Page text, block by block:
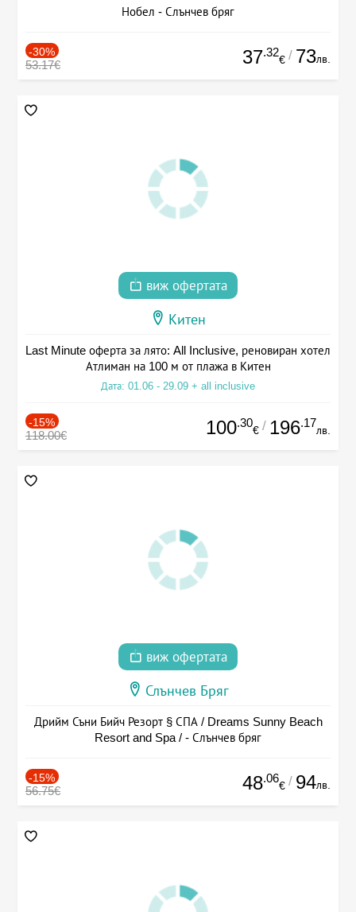
Нобел - Слънчев бряг
-30%
53.17€ 37.32
€ / 73лв.
виж офертата
Китен
Last Minute оферта за лято: All Inclusive, реновиран хотел
Атлиман на 100 м от плажа в Китен
Дата: 01.06 - 29.09 + all inclusive
-15%
118.00€ 100.30
€ / 196.17
лв.
виж офертата
Слънчев Бряг
Дрийм Съни Бийч Резорт § СПА / Dreams Sunny Beach
Resort and Spa / - Слънчев бряг
-15%
56.75€ 48.06
€ / 94лв.